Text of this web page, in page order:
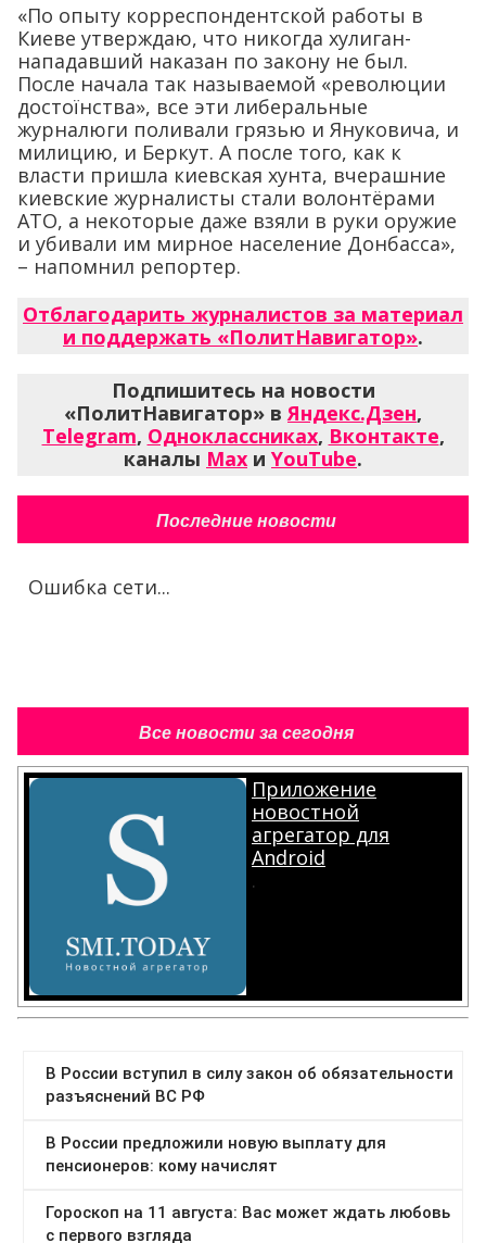
«По опыту корреспондентской работы в
Киеве утверждаю, что никогда хулиган-
нападавший наказан по закону не был.
После начала так называемой «революции
достоїнства», все эти либеральные
журналюги поливали грязью и Януковича, и
милицию, и Беркут. А после того, как к
власти пришла киевская хунта, вчерашние
киевские журналисты стали волонтёрами
АТО, а некоторые даже взяли в руки оружие
и убивали им мирное население Донбасса»,
– напомнил репортер.
Отблагодарить журналистов за материал
и поддержать «ПолитНавигатор».
Подпишитесь на новости
«ПолитНавигатор» в Яндекс.Дзен,
Telegram, Одноклассниках, Вконтакте,
каналы Max и YouTube.
Последние новости
Ошибка сети...
Все новости за сегодня
Приложение
новостной
агрегатор для
Android
.